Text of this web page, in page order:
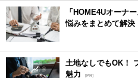
「HOME4Uオーナ
悩みをまとめて解決
土地なしでもOK！
魅力
[PR]